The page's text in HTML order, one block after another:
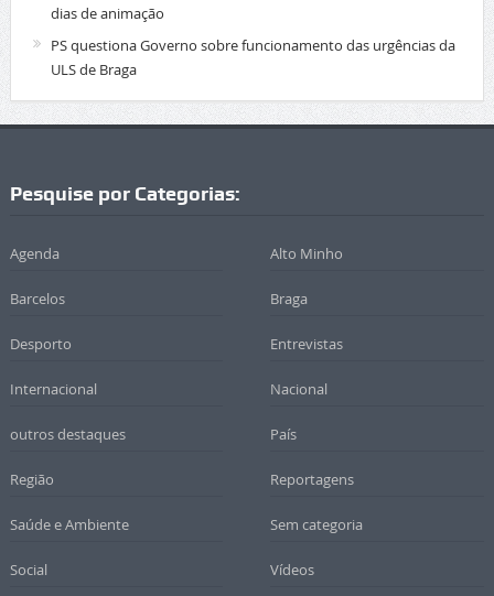
dias de animação
PS questiona Governo sobre funcionamento das urgências da
ULS de Braga
Pesquise por Categorias:
Agenda Alto Minho
Barcelos Braga
Desporto Entrevistas
Internacional Nacional
outros destaques País
Região Reportagens
Saúde e Ambiente Sem categoria
Social Vídeos